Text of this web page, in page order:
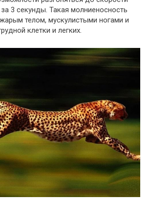
3 секунды. Такая молниеносность
телом, мускулистыми ногами и
клетки и легких.